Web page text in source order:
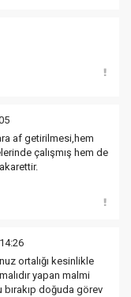
af getirilmesi,hem
çalışmış hem de
ortalığı kesinlikle
yapan malmi
doğuda görev